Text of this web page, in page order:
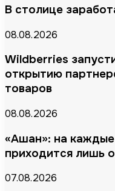
В столице
08.08.2026
Wildberries
открытию
товаров
08.08.2026
«Ашан»: на каждые
приходится лишь
07.08.2026